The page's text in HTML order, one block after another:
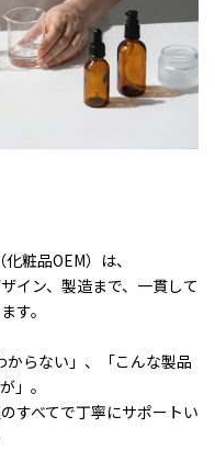
粧品OEM）は、
イン、製造まで、一貫して
す。
からない」、「こんな製品
」。
すべてで丁寧にサポートい